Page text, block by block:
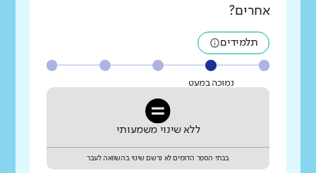
אחרים?
תלמידים
נמוכה במעט
ללא שינוי משמעותי
בבתי הספר הדומים לא נרשם שינוי בהשוואה לעבר